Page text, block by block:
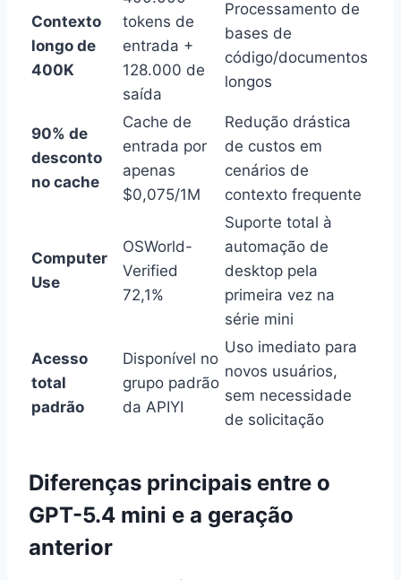
Contexto
longo de
400K
tokens de
entrada +
128.000 de
saída
Processamento de
bases de
código/documentos
longos
90% de
desconto
no cache
Cache de
entrada por
apenas
$0,075/1M
Redução drástica
de custos em
cenários de
contexto frequente
Computer
Use
OSWorld-
Verified
72,1%
Suporte total à
automação de
desktop pela
primeira vez na
série mini
Acesso
total
padrão
Disponível no
grupo padrão
da APIYI
Uso imediato para
novos usuários,
sem necessidade
de solicitação
Diferenças principais entre o
GPT-5.4 mini e a geração
anterior